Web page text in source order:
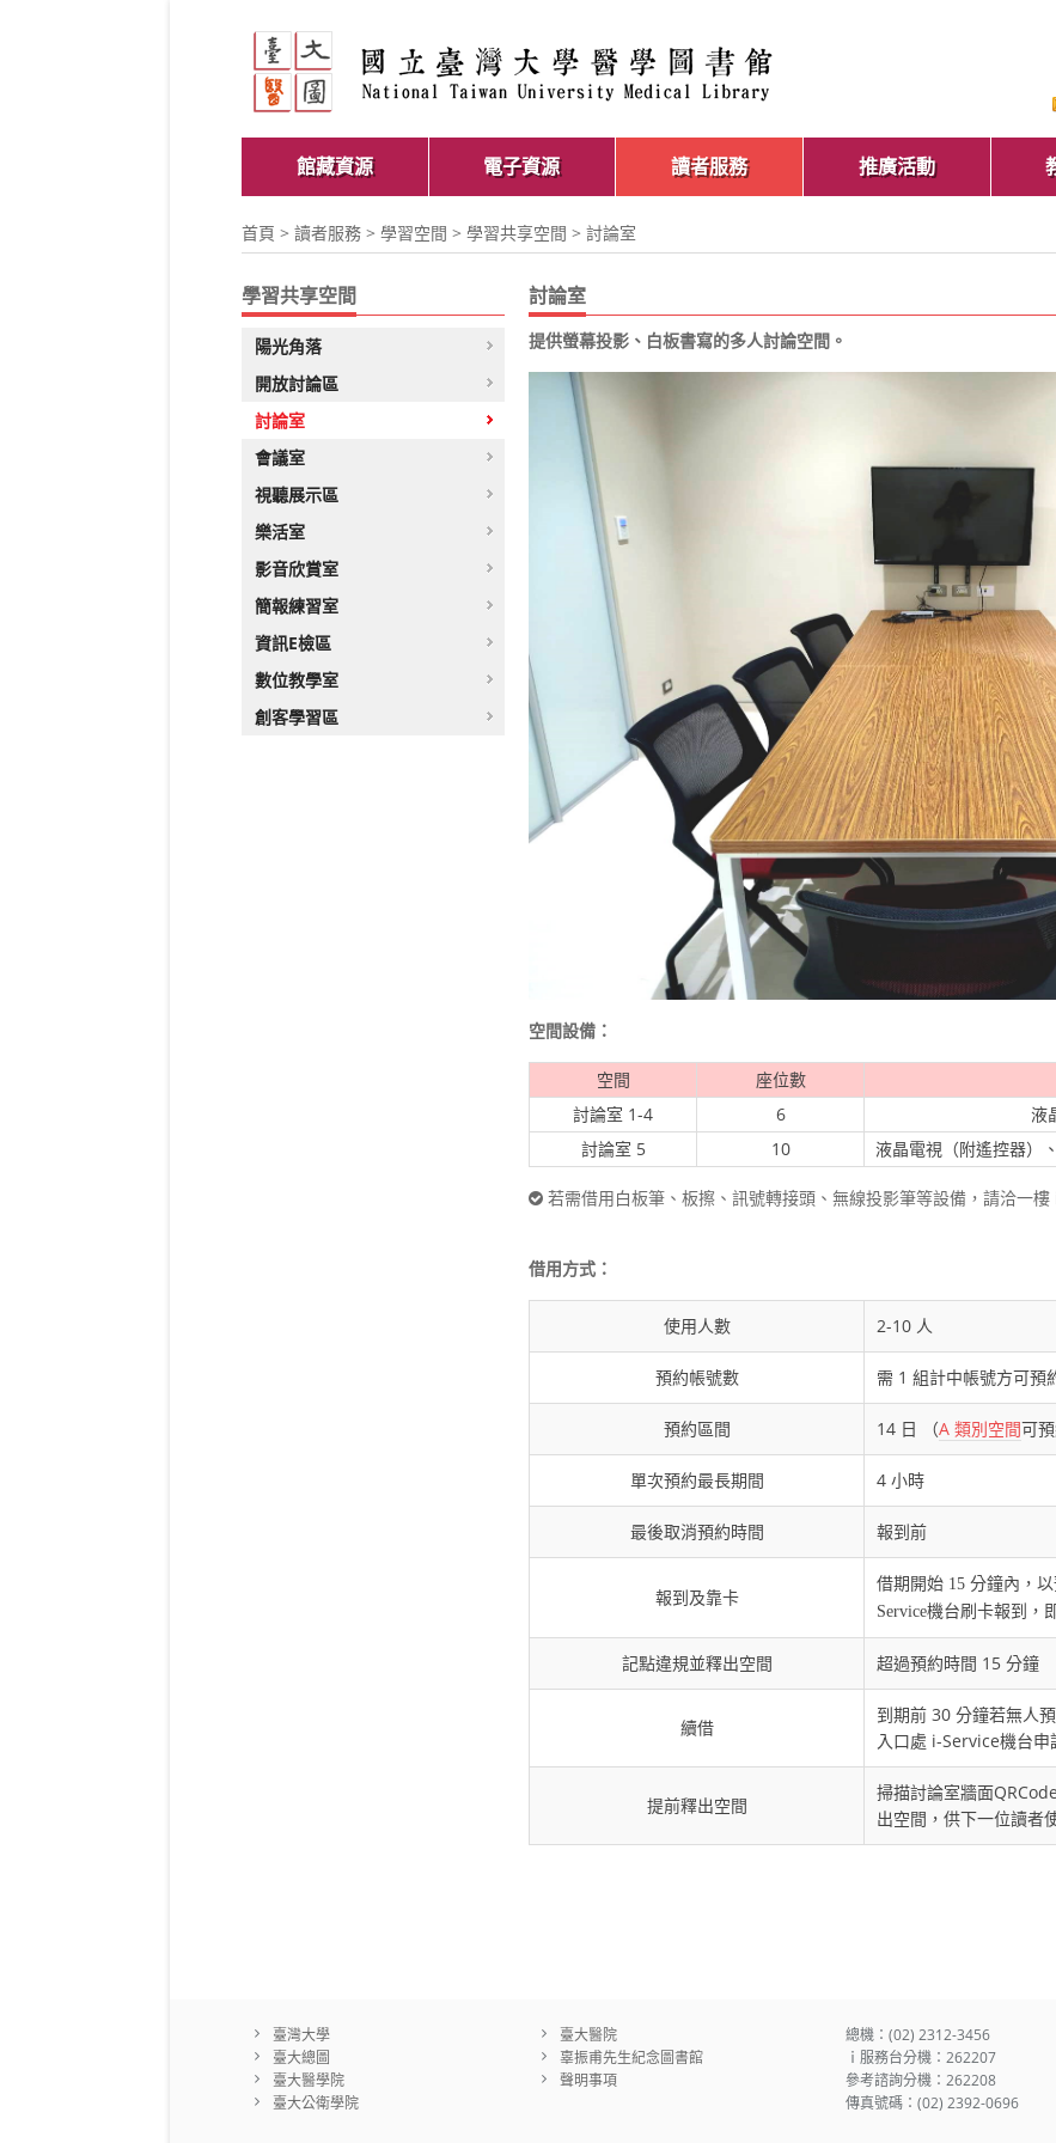
館藏資源 電子資源 讀者服務 推廣活動
首頁 > 讀者服務 > 學習空間 > 學習共享空間 > 討論室
學習共享空間
陽光角落
開放討論區
討論室
會議室
視聽展示區
樂活室
影音欣賞室
簡報練習室
資訊E檢區
數位教學室
創客學習區
討論室
提供螢幕投影、白板書寫的多人討論空間。
空間設備：
空間 座位數
討論室 1-4
6
液
討論室 5
10 液晶電視（附遙控器）
若需借用白板筆、板擦、訊號轉接頭、無線投影筆等設備，請洽一
借用方式：
使用人數 2-10 人
預約帳號數 需 1 組計中帳號方可預
預約區間 14 日 （A 類別空間可
單次預約最長期間 4 小時
最後取消預約時間 報到前
報到及靠卡
借期開始 15 分鐘內，
Service機台刷卡報到，
記點違規並釋出空間 超過預約時間 15 分鐘
續借
到期前 30 分鐘若無人
入口處 i-Service機台申
提前釋出空間
掃描討論室牆面
出空間，供下一位讀者
臺灣大學
臺大總圖
臺大醫學院
臺大公衛學院
臺大醫院
辜振甫先生紀念圖書館
聲明事項
總機：(02) 2312-3456
ｉ服務台分機：262207
參考諮詢分機：262208
傳真號碼：(02) 2392-0696